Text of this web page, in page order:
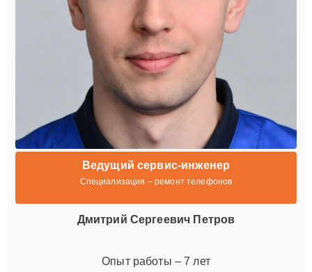
Ведущий сервис-инженер
Специализация – ремонт телефонов
Дмитрий Сергеевич Петров
Опыт работы – 7 лет